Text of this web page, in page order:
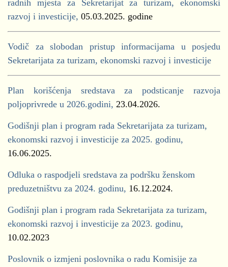
radnih mjesta za Sekretarijat za turizam, ekonomski
razvoj i investicije, 05.03.2025. godine
Vodič za slobodan pristup informacijama u posjedu
Sekretarijata za turizam, ekonomski razvoj i investicije
Plan korišćenja sredstava za podsticanje razvoja
poljoprivrede u 2026.godini, 23.04.2026.
Godišnji plan i program rada Sekretarijata za turizam,
ekonomski razvoj i investicije za 2025. godinu,
16.06.2025.
Odluka o raspodjeli sredstava za podršku ženskom
preduzetništvu za 2024. godinu, 16.12.2024.
Godišnji plan i program rada Sekretarijata za turizam,
ekonomski razvoj i investicije za 2023. godinu,
10.02.2023
Poslovnik o izmjeni poslovnika o radu Komisije za